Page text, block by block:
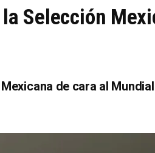
Selección
de cara al